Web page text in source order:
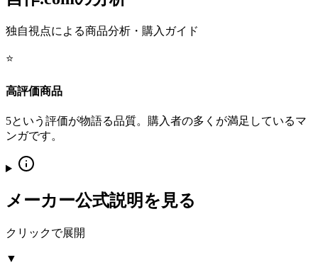
独自視点による商品分析・購入ガイド
⭐
高評価商品
5という評価が物語る品質。購入者の多くが満足しているマ
ンガです。
メーカー公式説明を見る
クリックで展開
▼